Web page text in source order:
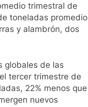
trimestral de
toneladas promedio
y alambrón, dos
globales de las
tercer trimestre de
22% menos que
nuevos